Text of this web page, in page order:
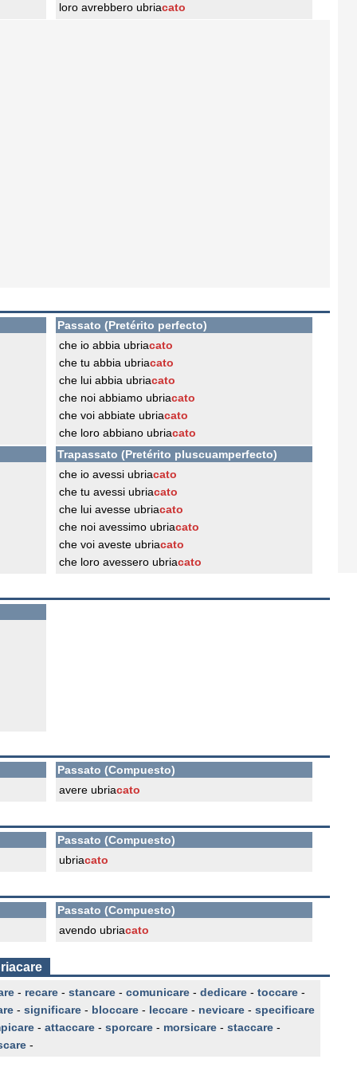
loro avrebbero ubriacato
Passato (Pretérito perfecto)
che io abbia ubriacato
che tu abbia ubriacato
che lui abbia ubriacato
che noi abbiamo ubriacato
che voi abbiate ubriacato
che loro abbiano ubriacato
Trapassato (Pretérito pluscuamperfecto)
che io avessi ubriacato
che tu avessi ubriacato
che lui avesse ubriacato
che noi avessimo ubriacato
che voi aveste ubriacato
che loro avessero ubriacato
Passato (Compuesto)
avere ubriacato
Passato (Compuesto)
ubriacato
Passato (Compuesto)
avendo ubriacato
- recare - stancare - comunicare - dedicare - toccare -
- significare - bloccare - leccare - nevicare - specificare
- attaccare - sporcare - morsicare - staccare -
-